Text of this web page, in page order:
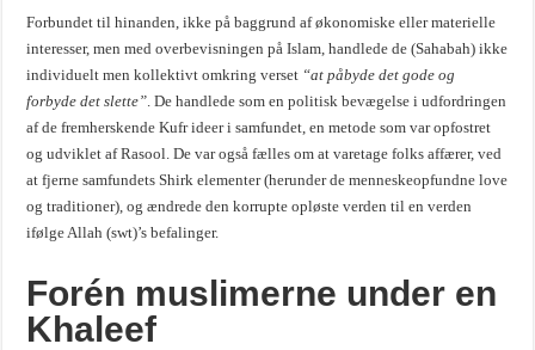
Forbundet til hinanden, ikke på baggrund af økonomiske eller materielle
interesser, men med overbevisningen på Islam, handlede de (Sahabah) ikke
individuelt men kollektivt omkring verset “at påbyde det gode og
forbyde det slette”. De handlede som en politisk bevægelse i udfordringen
af de fremherskende Kufr ideer i samfundet, en metode som var opfostret
og udviklet af Rasool. De var også fælles om at varetage folks affærer, ved
at fjerne samfundets Shirk elementer (herunder de menneskeopfundne love
og traditioner), og ændrede den korrupte opløste verden til en verden
ifølge Allah (swt)’s befalinger.
Forén muslimerne under en
Khaleef